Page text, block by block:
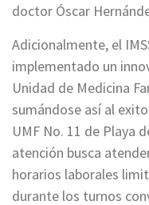
doctor Óscar
Adicionalmente, el
implementado un
Unidad de Medicina
sumándose así al
UMF No. 11 de Playa
atención busca
horarios laborales
durante los turnos